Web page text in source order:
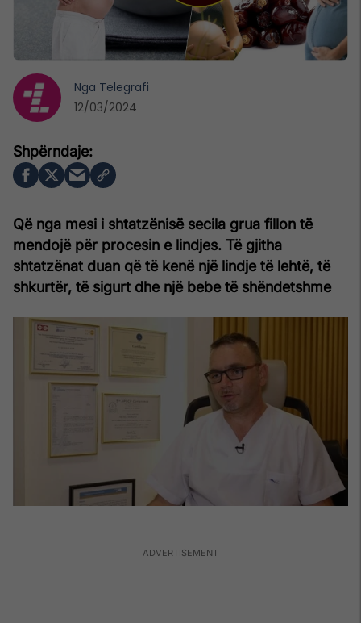
Që nga mesi i shtatzënisë secila grua fillon të
mendojë për procesin e lindjes. Të gjitha
shtatzënat duan që të kenë një lindje të lehtë, të
shkurtër, të sigurt dhe një bebe të shëndetshme
Nga Telegrafi
12/03/2024